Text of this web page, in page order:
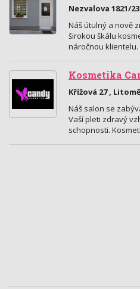
Nezvalova 1821/
Náš útulný a nově
širokou škálu
náročnou
Kosmetika
Křížová 27 ,
Náš salon se
Vaší pleti zdravý
schopnosti.